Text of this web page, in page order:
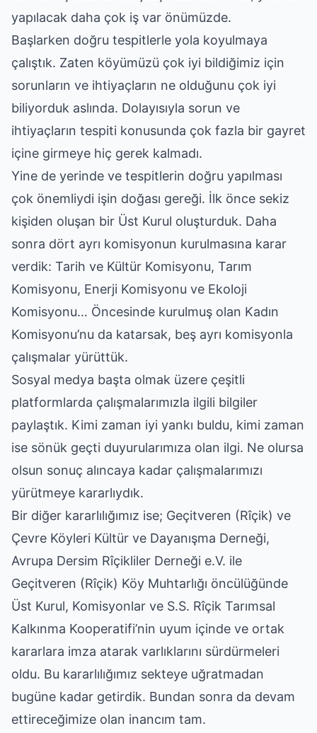
yapılacak daha çok iş var önümüzde.
Başlarken doğru tespitlerle yola koyulmaya
çalıştık. Zaten köyümüzü çok iyi bildiğimiz için
sorunların ve ihtiyaçların ne olduğunu çok iyi
biliyorduk aslında. Dolayısıyla sorun ve
ihtiyaçların tespiti konusunda çok fazla bir gayret
içine girmeye hiç gerek kalmadı.
Yine de yerinde ve tespitlerin doğru yapılması
çok önemliydi işin doğası gereği. İlk önce sekiz
kişiden oluşan bir Üst Kurul oluşturduk. Daha
sonra dört ayrı komisyonun kurulmasına karar
verdik: Tarih ve Kültür Komisyonu, Tarım
Komisyonu, Enerji Komisyonu ve Ekoloji
Komisyonu… Öncesinde kurulmuş olan Kadın
Komisyonu’nu da katarsak, beş ayrı komisyonla
çalışmalar yürüttük.
Sosyal medya başta olmak üzere çeşitli
platformlarda çalışmalarımızla ilgili bilgiler
paylaştık. Kimi zaman iyi yankı buldu, kimi zaman
ise sönük geçti duyurularımıza olan ilgi. Ne olursa
olsun sonuç alıncaya kadar çalışmalarımızı
yürütmeye kararlıydık.
Bir diğer kararlılığımız ise; Geçitveren (Rîçik) ve
Çevre Köyleri Kültür ve Dayanışma Derneği,
Avrupa Dersim Rîçikliler Derneği e.V. ile
Geçitveren (Rîçik) Köy Muhtarlığı öncülüğünde
Üst Kurul, Komisyonlar ve S.S. Rîçik Tarımsal
Kalkınma Kooperatifi’nin uyum içinde ve ortak
kararlara imza atarak varlıklarını sürdürmeleri
oldu. Bu kararlılığımız sekteye uğratmadan
bugüne kadar getirdik. Bundan sonra da devam
ettireceğimize olan inancım tam.